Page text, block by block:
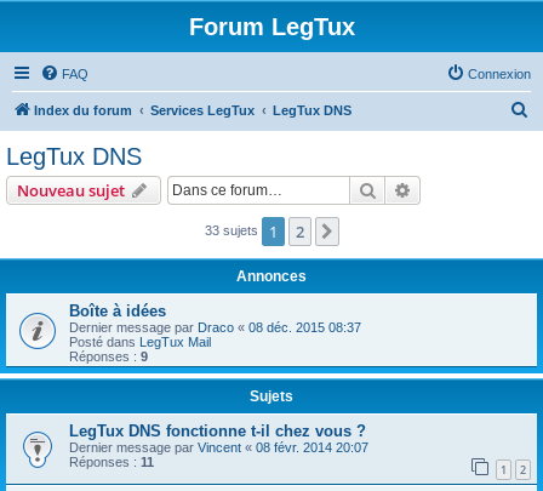
Forum LegTux
FAQ Connexion
Index du forum Services LegTux LegTux DNS
r
LegTux DNS
Nouveau sujet Rechercher
33 sujets 1 2
Annonces
Boîte à idées
Dernier message par Draco « 08 déc. 2015 08:37
Posté dans LegTux Mail
Réponses : 9
Sujets
LegTux DNS fonctionne t-il chez vous ?
Dernier message par Vincent « 08 févr. 2014 20:07
Réponses : 11 1 2